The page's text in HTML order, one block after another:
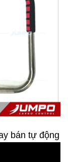
bán tự động